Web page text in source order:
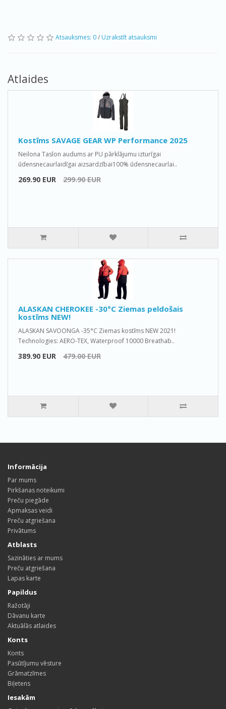
Atsauksmes: 0/ Uzrakstīt atsauksmi
Atlaides
Kostīms SAVAGE GEAR WP Performance 2025
Neilona Taslon audums ar PU pārklājumu izturīgai
ūdensnecaurlaidīgai aizsardzībai100% ūdensnecaurlai..
269.90 EUR 299.90 EUR
ALASKAN CHEROKEE -30°C Ziemas peldošais
kostīms NEW!
ALASKAN SAVOONGA -35°C Ziemas kostīms NEW 2021!
Technologies: AERO-TEX, Waterproof 10000 Breathab..
389.90 EUR 479.00 EUR
Informācija
Par mums
Pirkšanas noteikumi
Preču piegāde
Apmaksas veidi
Preču atgriešana
Privātums
Atblasts
Sazināties ar mums
Preču atgriešana
Lapas karte
Papildus
Ražotāji
Dāvanu karte
Aktuālās atlaides
Konts
Konts
Pasūtījumu vēsture
Grāmatzīmes
Biļetens
Iesakām